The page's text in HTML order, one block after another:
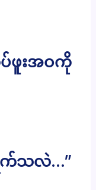
ဖူးအဝကို
က်သလဲ…”